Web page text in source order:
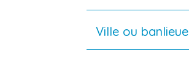
Ville ou banlieue